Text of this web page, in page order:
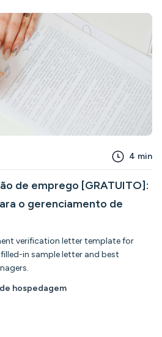
4 min
de emprego [GRATUITO]:
o gerenciamento de
verification letter template for
in sample letter and best
hospedagem